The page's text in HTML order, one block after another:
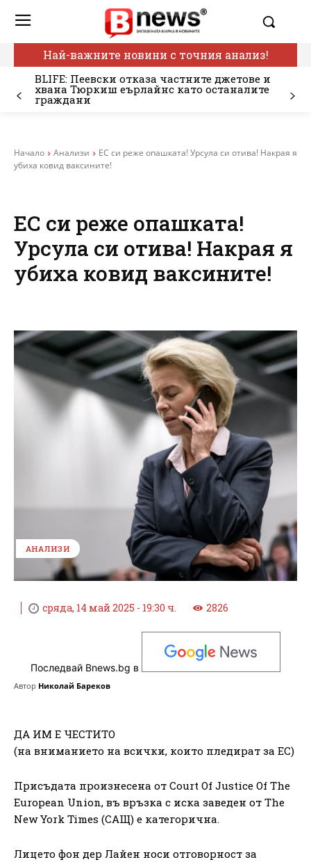
Най-важните новини с точния анализ!
BLIFE: Пеевски отказа частните джетове и
хвана Тюркиш еърлайнс като останалите
граждани
Начало Анализи
ЕС си реже опашката! Урсула си отива! Накрая я
убиха ковид ваксините!
ЕС си реже опашката!
Урсула си отива! Накрая я
убиха ковид ваксините!
АНАЛИЗИ
сряда, 14 май 2025 - 19:30 ч. 2826
Последвай Bnews.bg в
Автор Николай Бареков
ДА ИМ Е ЧЕСТИТО
(на вниманието на всички, които пледират за ЕС)
Присъдата произнесена от Court Of Justice Of The
European Union, въ връзка с иска заведен от The
New York Times (САЩ) е категорична.
Лицето фон дер Лайен носи отговорност за